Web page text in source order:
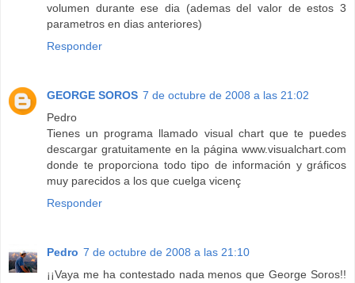
volumen durante ese dia (ademas del valor de estos 3
parametros en dias anteriores)
Responder
GEORGE SOROS 7 de octubre de 2008 a las 21:02
Pedro
Tienes un programa llamado visual chart que te puedes
descargar gratuitamente en la página www.visualchart.com
donde te proporciona todo tipo de información y gráficos
muy parecidos a los que cuelga vicenç
Responder
Pedro 7 de octubre de 2008 a las 21:10
¡¡Vaya me ha contestado nada menos que George Soros!!